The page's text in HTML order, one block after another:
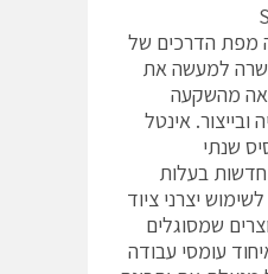
מפת הדרכים של
למעשה את
מהשקעה
אינטל
שנתי
בעלות
יצרני ציוד
שמסוגלים
עומסי עבודה